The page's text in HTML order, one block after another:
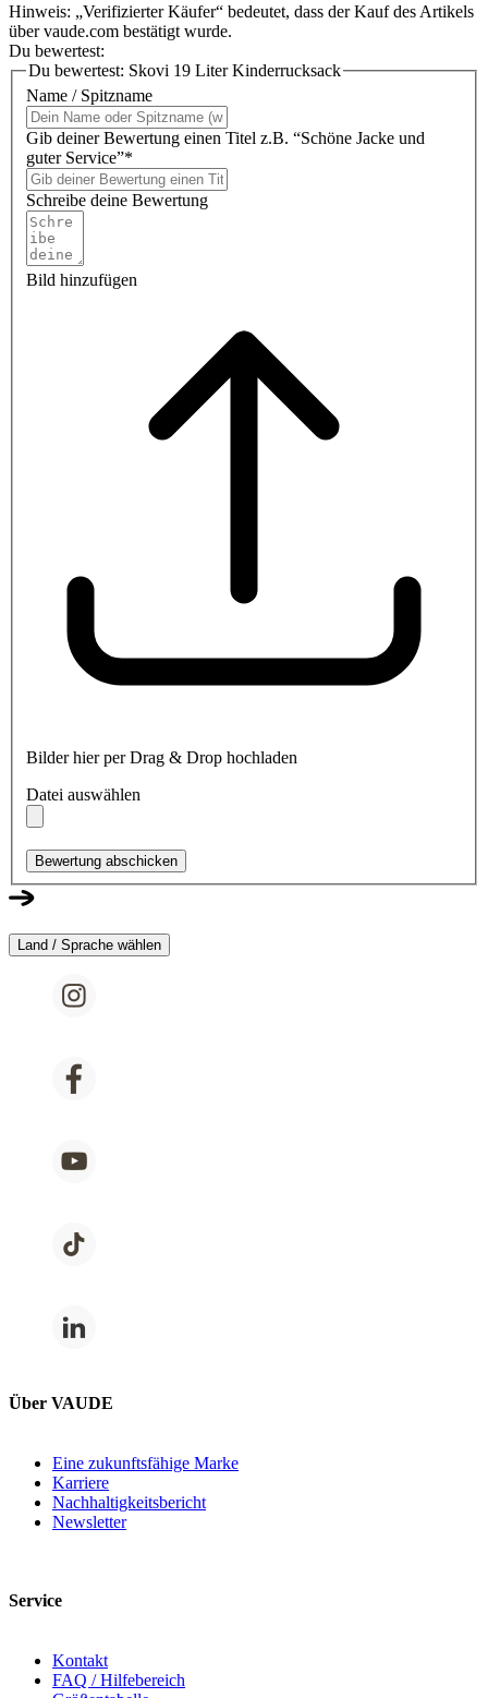
Hinweis: „Verifizierter Käufer“ bedeutet, dass der Kauf des Artikels
über vaude.com bestätigt wurde.
Du bewertest:
Du bewertest: Skovi 19 Liter Kinderrucksack
Name / Spitzname
Gib deiner Bewertung einen Titel z.B. “Schöne Jacke und
guter Service”*
Schreibe deine Bewertung
Bild hinzufügen
Bilder hier per Drag & Drop hochladen
Datei auswählen
Bewertung abschicken
Land / Sprache wählen
Über VAUDE
Eine zukunftsfähige Marke
Karriere
Nachhaltigkeitsbericht
Newsletter
Service
Kontakt
FAQ / Hilfebereich